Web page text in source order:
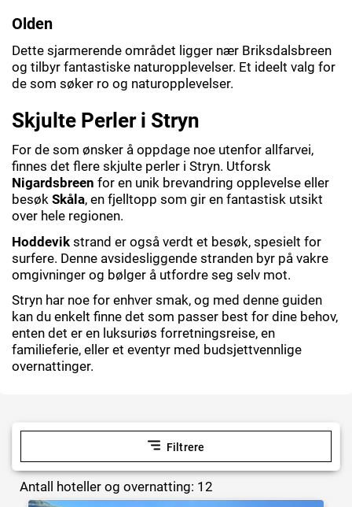
Olden
Dette sjarmerende området ligger nær Briksdalsbreen
og tilbyr fantastiske naturopplevelser. Et ideelt valg for
de som søker ro og naturopplevelser.
Skjulte Perler i Stryn
For de som ønsker å oppdage noe utenfor allfarvei,
finnes det flere skjulte perler i Stryn. Utforsk
Nigardsbreen for en unik brevandring opplevelse eller
besøk Skåla, en fjelltopp som gir en fantastisk utsikt
over hele regionen.
Hoddevik strand er også verdt et besøk, spesielt for
surfere. Denne avsidesliggende stranden byr på vakre
omgivninger og bølger å utfordre seg selv mot.
Stryn har noe for enhver smak, og med denne guiden
kan du enkelt finne det som passer best for dine behov,
enten det er en luksuriøs forretningsreise, en
familieferie, eller et eventyr med budsjettvennlige
overnattinger.
Filtrere
Antall hoteller og overnatting: 12